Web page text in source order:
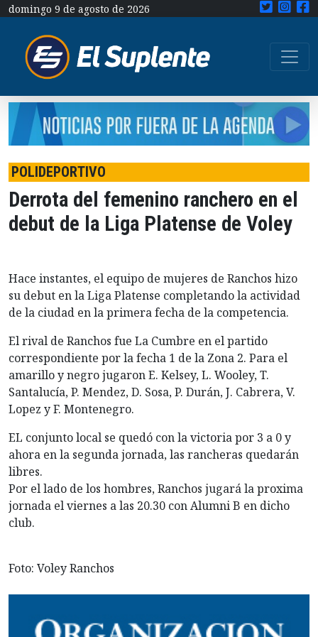
domingo 9 de agosto de 2026
POLIDEPORTIVO
Derrota del femenino ranchero en el
debut de la Liga Platense de Voley
Hace instantes, el equipo de mujeres de Ranchos hizo
su debut en la Liga Platense completando la actividad
de la ciudad en la primera fecha de la competencia.
El rival de Ranchos fue La Cumbre en el partido
correspondiente por la fecha 1 de la Zona 2. Para el
amarillo y negro jugaron E. Kelsey, L. Wooley, T.
Santalucía, P. Mendez, D. Sosa, P. Durán, J. Cabrera, V.
Lopez y F. Montenegro.
EL conjunto local se quedó con la victoria por 3 a 0 y
ahora en la segunda jornada, las rancheras quedarán
libres.
Por el lado de los hombres, Ranchos jugará la proxima
jornada el viernes a las 20.30 con Alumni B en dicho
club.
Foto: Voley Ranchos